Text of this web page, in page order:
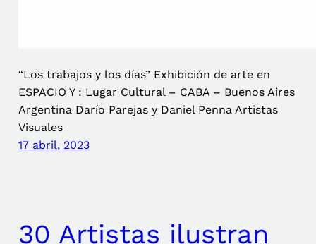
“Los trabajos y los días” Exhibición de arte en
ESPACIO Y : Lugar Cultural – CABA – Buenos Aires
Argentina Darío Parejas y Daniel Penna Artistas
Visuales
17 abril, 2023
30 Artistas ilustran